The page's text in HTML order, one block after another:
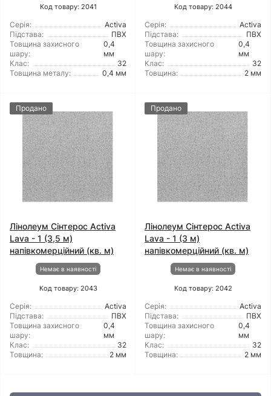
Код товару: 2041
Серія:
Activa
Підстава:
ПВХ
Товщина захисного
шару:
0,4
мм
Клас:
32
Товщина металу:
0,4 мм
Код товару: 2044
Серія:
Activa
Підстава:
ПВХ
Товщина захисного
шару:
0,4
мм
Клас:
32
Товщина:
2 мм
Продано
Лінолеум Сінтерос Activa
Lava - 1 (3,5 м)
напівкомерційний (кв. м)
Немає в наявності
Код товару: 2043
Серія:
Activa
Підстава:
ПВХ
Товщина захисного
шару:
0,4
мм
Клас:
32
Товщина:
2 мм
Продано
Лінолеум Сінтерос Activa
Lava - 1 (3 м)
напівкомерційний (кв. м)
Немає в наявності
Код товару: 2042
Серія:
Activa
Підстава:
ПВХ
Товщина захисного
шару:
0,4
мм
Клас:
32
Товщина:
2 мм